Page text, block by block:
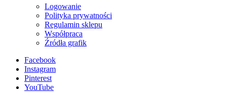
Logowanie
Polityka prywatności
Regulamin sklepu
Współpraca
Źródła grafik
Facebook
Instagram
Pinterest
YouTube